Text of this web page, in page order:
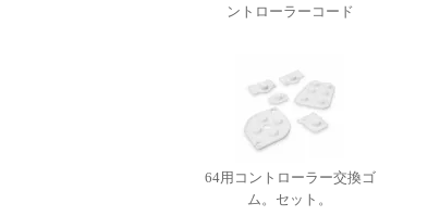
ントローラーコード
64用コントローラー交換ゴ
ム。セット。